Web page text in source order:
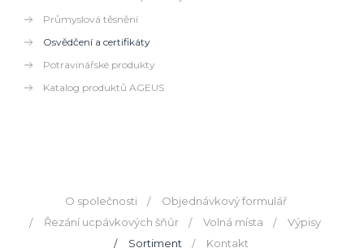
Průmyslová těsnění
Osvědčení a certifikáty
Potravinářské produkty
Katalog produktů AGEUS
O společnosti
Objednávkový formulář
Řezání ucpávkových šňůr
Volná místa
Výpisy
Sortiment
Kontakt